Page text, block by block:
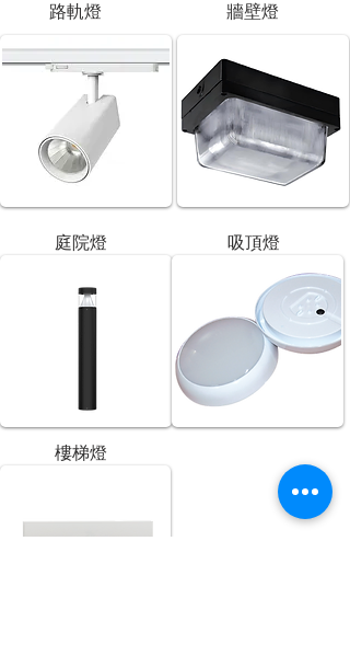
路軌燈 牆壁燈
庭院燈 吸頂燈
樓梯燈